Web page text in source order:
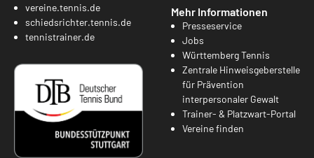
vereine.tennis.de
schiedsrichter.tennis.de
tennistrainer.de
Mehr Informationen
Presseservice
Jobs
Württemberg Tennis
Zentrale Hinweisgeberstelle
für Prävention
interpersonaler Gewalt
Trainer- & Platzwart-Portal
Vereine finden